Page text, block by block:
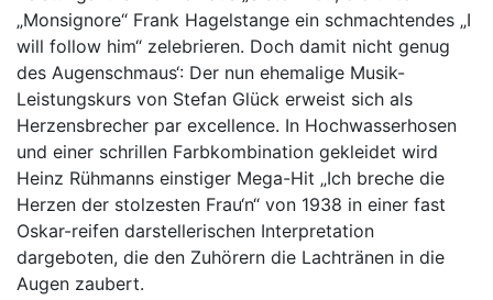
„Monsignore“ Frank Hagelstange ein schmachtendes „I
will follow him“ zelebrieren. Doch damit nicht genug
des Augenschmaus‘: Der nun ehemalige Musik-
Leistungskurs von Stefan Glück erweist sich als
Herzensbrecher par excellence. In Hochwasserhosen
und einer schrillen Farbkombination gekleidet wird
Heinz Rühmanns einstiger Mega-Hit „Ich breche die
Herzen der stolzesten Frau‘n“ von 1938 in einer fast
Oskar-reifen darstellerischen Interpretation
dargeboten, die den Zuhörern die Lachtränen in die
Augen zaubert.